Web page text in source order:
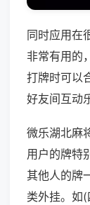
同时应用在
非常有用的
打牌时可以
好友间互动
微乐湖北麻
用户的牌特
其他人的牌
类外挂。如